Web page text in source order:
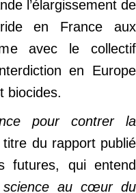
l’élargissement de
en France aux
avec le collectif
en Europe
biocides.
pour contrer la
du rapport publié
futures, qui entend
au cœur du